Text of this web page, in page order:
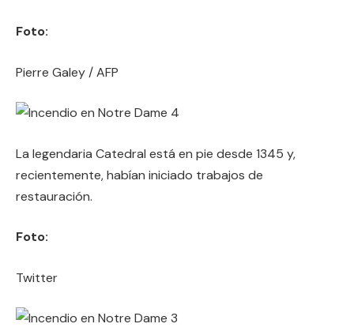
Foto:
Pierre Galey / AFP
La legendaria Catedral está en pie desde 1345 y,
recientemente, habían iniciado trabajos de
restauración.
Foto:
Twitter